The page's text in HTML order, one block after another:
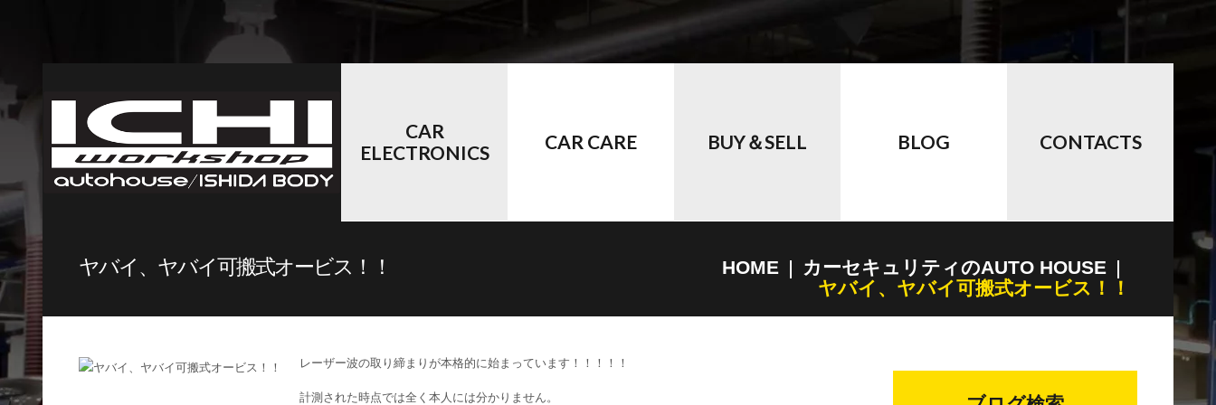
CAR
ELECTRONICS
CAR CARE BUY＆SELL BLOG CONTACTS
ヤバイ、ヤバイ可搬式オービス！！ HOME
カーセキュリティのAUTO HOUSE
ヤバイ、ヤバイ可搬式オービス！！
レーザー波の取り締まりが本格的に始まっています！！！！！
計測された時点では全く本人には分かりません。